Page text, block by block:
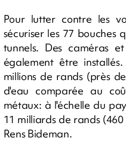
Pour lutter contre les
sécuriser les 77 bouches
tunnels. Des caméras
également être
millions de rands (près
d'eau comparée au
métaux: à l'échelle du
11 milliards de rands
Rens Bideman.